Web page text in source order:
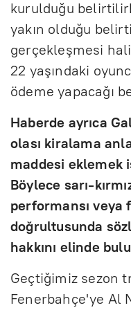
kurulduğu
yakın olduğu
gerçekleşmesi
22 yaşındaki
ödeme yapacağı
Haberde ayrıca
olası kiralama
maddesi eklemek
Böylece sarı-
performansı veya
doğrultusunda
hakkını elinde
Geçtiğimiz sezon
Fenerbahçe'ye Al